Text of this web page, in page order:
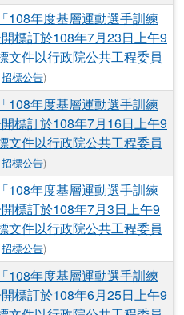
108年度基層運動選手訓練
標訂於108年7月23日上午9
文件以行政院公共工程委員
招標公告)
108年度基層運動選手訓練
標訂於108年7月16日上午9
文件以行政院公共工程委員
招標公告)
108年度基層運動選手訓練
標訂於108年7月3日上午9
文件以行政院公共工程委員
招標公告)
108年度基層運動選手訓練
標訂於108年6月25日上午9